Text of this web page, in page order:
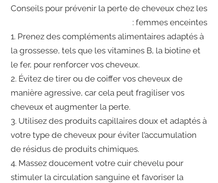
Conseils pour prévenir la perte de cheveux chez les
femmes enceintes :
1. Prenez des compléments alimentaires adaptés à
la grossesse, tels que les vitamines B, la biotine et
le fer, pour renforcer vos cheveux.
2. Évitez de tirer ou de coiffer vos cheveux de
manière agressive, car cela peut fragiliser vos
cheveux et augmenter la perte.
3. Utilisez des produits capillaires doux et adaptés à
votre type de cheveux pour éviter l’accumulation
de résidus de produits chimiques.
4. Massez doucement votre cuir chevelu pour
stimuler la circulation sanguine et favoriser la